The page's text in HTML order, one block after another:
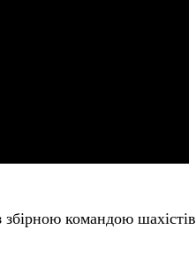
командою шахістів